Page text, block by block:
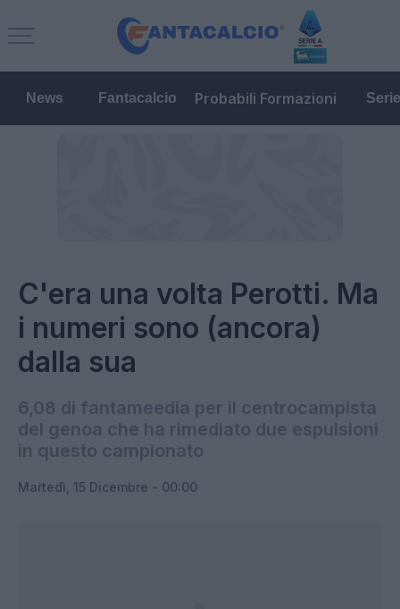
News Fantacalcio Probabili Formazioni
C'era una volta Perotti. Ma
i numeri sono (ancora)
dalla sua
6,08 di fantameedia per il centrocampista
del genoa che ha rimediato due espulsioni
in questo campionato
Martedì, 15 Dicembre - 00:00